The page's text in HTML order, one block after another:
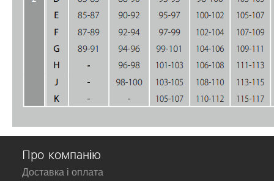
Про компанію
Доставка і оплата